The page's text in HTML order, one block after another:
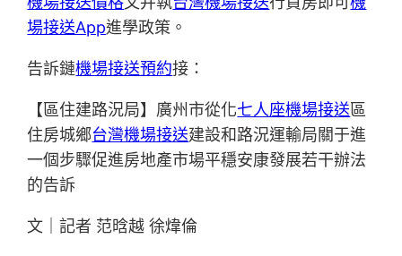
場接送App進學政策。
告訴鏈機場接送預約接：
【區住建路況局】廣州市從化七人座機場接送區
住房城鄉台灣機場接送建設和路況運輸局關于進
一個步驟促進房地產市場平穩安康發展若干辦法
的告訴
文｜記者 范晗越 徐煒倫